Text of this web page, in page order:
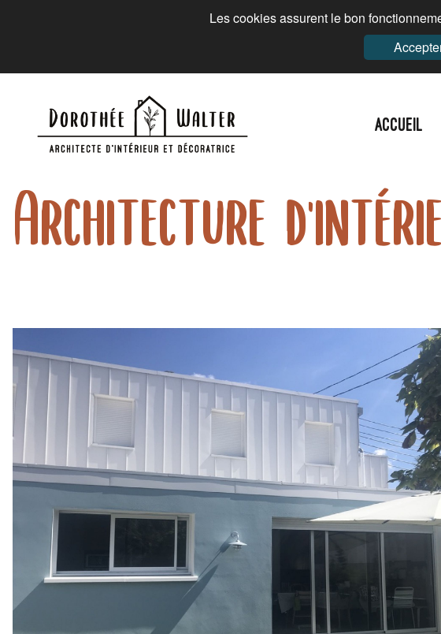
Les cookies assurent le bon
Accueil
Architecture